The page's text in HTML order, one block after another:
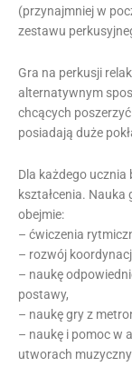
(przynajmniej w
zestawu
Gra na perkusji
alternatywnym
chcących
posiadają duże
Dla każdego
kształcenia.
obejmie:
– ćwiczenia
– rozwój
– naukę
postawy,
– naukę gry z
– naukę i pomoc w
utworach